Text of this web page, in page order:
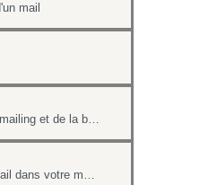
mail
Paramétrer les options de mailing et de la boîte contact
Paramétrer une adresse mail dans votre messagerie